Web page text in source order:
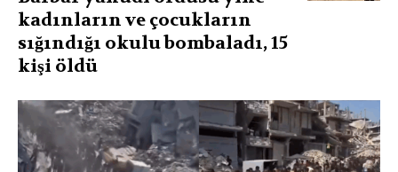
kadınların ve çocukların
sığındığı okulu bombaladı, 15
kişi öldü